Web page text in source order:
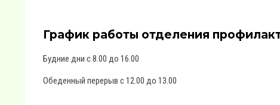
График работы отделения
Будние дни с 8.00 до 16.00
Обеденный перерыв с 12.00 до 13.00